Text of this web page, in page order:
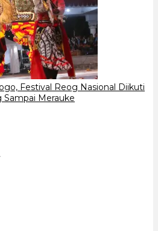
Festival Reog Nasional Diikuti
Sampai Merauke